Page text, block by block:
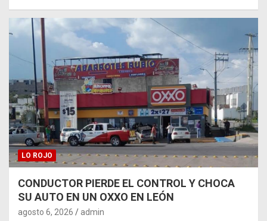
LO ROJO
CONDUCTOR PIERDE EL CONTROL Y CHOCA
SU AUTO EN UN OXXO EN LEÓN
agosto 6, 2026 admin